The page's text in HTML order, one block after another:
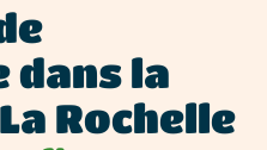
dans la
Rochelle